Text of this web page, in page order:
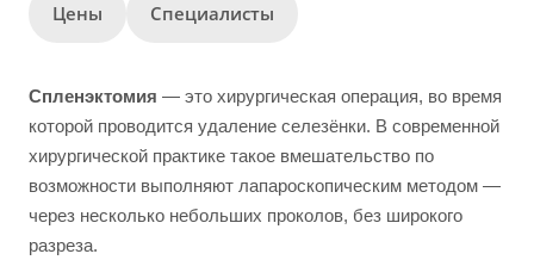
Цены Специалисты
Спленэктомия — это хирургическая операция, во время
которой проводится удаление селезёнки. В современной
хирургической практике такое вмешательство по
возможности выполняют лапароскопическим методом —
через несколько небольших проколов, без широкого
разреза.